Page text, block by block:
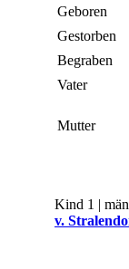
Geboren
Gestorben
Begraben
Vater
Mutter
Kind 1 |
v.